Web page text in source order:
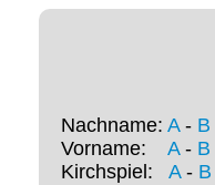
Nachname: A- B
Vorname: A- B
Kirchspiel: A- B